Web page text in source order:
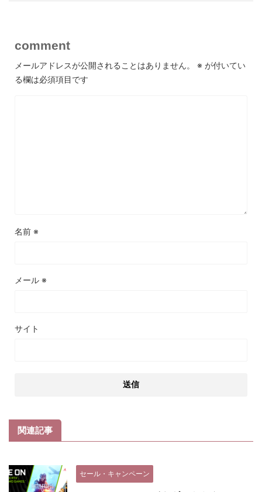
comment
メールアドレスが公開されることはありません。 ※ が付いてい
る欄は必須項目です
名前 ※
メール ※
サイト
関連記事
セール・キャンペーン